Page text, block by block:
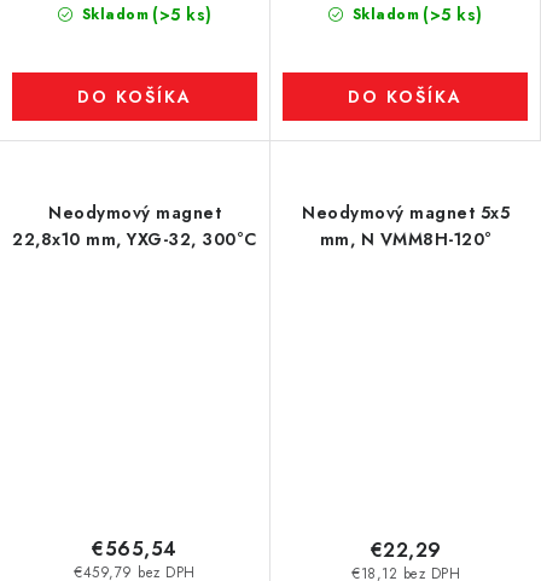
Skladom (>5 ks)
DO KOŠÍKA
Skladom (>5 ks)
DO KOŠÍKA
Neodymový magnet
22,8x10 mm, YXG-32, 300°C
€459,79 bez DPH
€565,54
Neodymový magnet 5x5
mm, N VMM8H-120°
€18,12 bez DPH
€22,29